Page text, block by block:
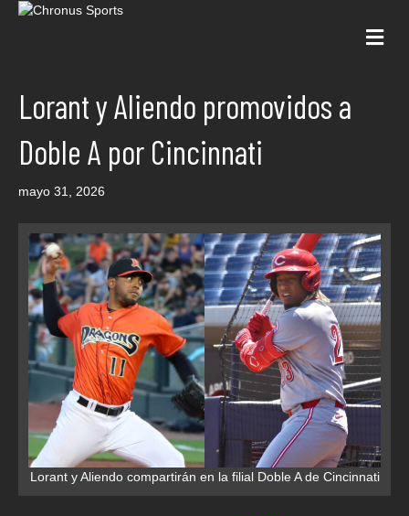
Lorant y Aliendo promovidos a
Doble A por Cincinnati
mayo 31, 2026
Lorant y Aliendo compartirán en la filial Doble A de Cincinnati